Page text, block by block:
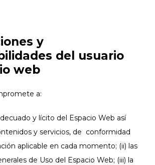
y
del usuario
web
a:
y lícito del Espacio Web así
y servicios, de conformidad
aplicable en cada momento; (ii) las
de Uso del Espacio Web; (iii) la